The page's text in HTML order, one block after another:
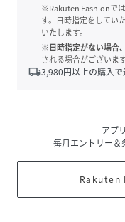
※Rakuten Fashionで
す。日時指定をしてい
いたします。
※日時指定がない場合
される場合がございま
local_shipping3,980円以上の購入
アプ
毎月エントリー＆
Rakuten